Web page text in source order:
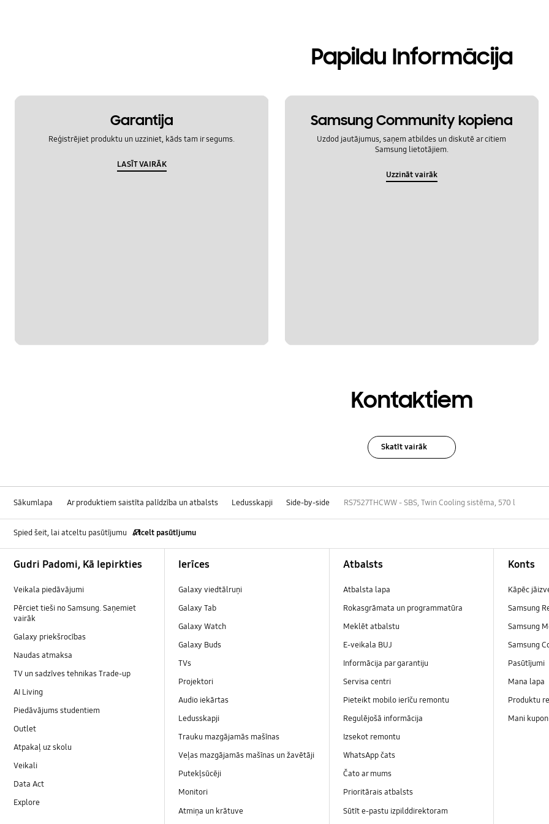
Papildu Informācija
Garantija
Reģistrējiet produktu un uzziniet, kāds tam ir segums.
LASĪT VAIRĀK
Samsung Community kopiena
Uzdod jautājumus, saņem atbildes un diskutē ar citiem
Samsung lietotājiem.
Uzzināt vairāk
Kontaktiem
Skatīt vairāk
Sākumlapa Ar produktiem saistīta palīdzība un atbalsts Ledusskapji Side-by-side RS7527THCWW - SBS, Twin Cooling sistēma, 570 l
Spied šeit, lai atceltu pasūtījumu Atcelt pasūtījumu
Gudri Padomi, Kā Iepirkties
Veikala piedāvājumi
Pērciet tieši no Samsung. Saņemiet
vairāk
Galaxy priekšrocības
Naudas atmaksa
TV un sadzīves tehnikas Trade-up
AI Living
Piedāvājums studentiem
Outlet
Atpakaļ uz skolu
Veikali
Data Act
Explore
Ierīces
Galaxy viedtālruņi
Galaxy Tab
Galaxy Watch
Galaxy Buds
TVs
Projektori
Audio iekārtas
Ledusskapji
Trauku mazgājamās mašīnas
Veļas mazgājamās mašīnas un žavētāji
Putekļsūcēji
Monitori
Atmiņa un krātuve
Atbalsts
Atbalsta lapa
Rokasgrāmata un programmatūra
Meklēt atbalstu
E-veikala BUJ
Informācija par garantiju
Servisa centri
Pieteikt mobilo ierīču remontu
Regulējošā informācija
Izsekot remontu
WhatsApp čats
Čato ar mums
Prioritārais atbalsts
Sūtīt e-pastu izpilddirektoram
Konts
Kāpēc
Samsung
Samsung
Samsung
Pasūtījumi
Mana lapa
Produktu
Mani